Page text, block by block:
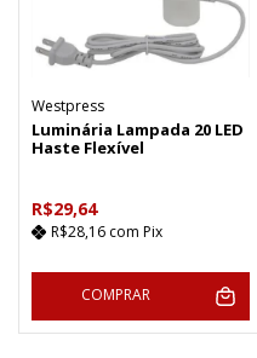
Westpress
Luminária Lampada 20 LED
Haste Flexível
R$29,64
R$28,16 com Pix
COMPRAR